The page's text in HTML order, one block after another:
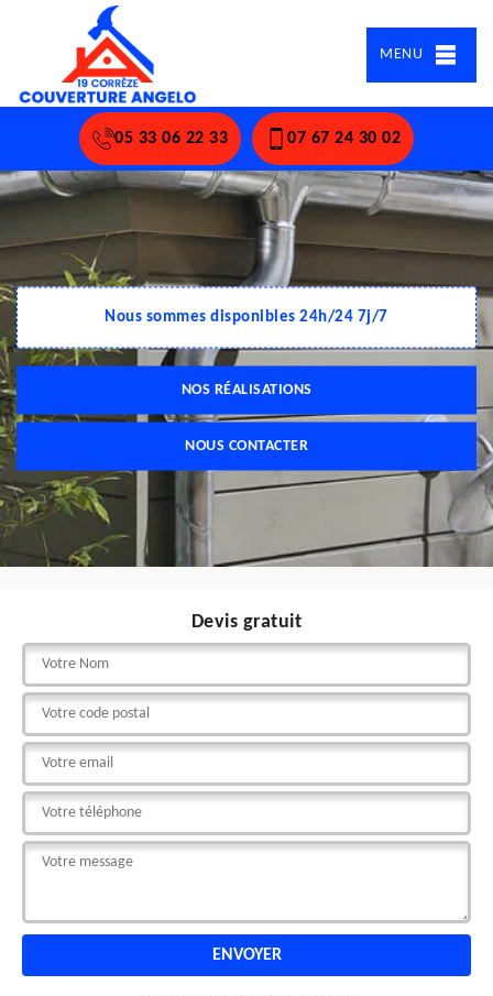
MENU
05 33 06 22 33 07 67 24 30 02
Nous sommes disponibles 24h/24 7j/7
NOS RÉALISATIONS
NOUS CONTACTER
Devis gratuit